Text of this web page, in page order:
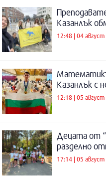
Казанлък
12:48 | 04
Казанлък с
12:18 | 05
Децата от
разделно
17:14 | 05